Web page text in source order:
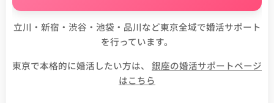
立川・新宿・渋谷・池袋・品川など東京全域で婚活サポート
を行っています。
東京で本格的に婚活したい方は、 銀座の婚活サポートページ
はこちら